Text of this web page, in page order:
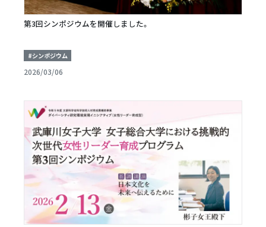
第3回シンポジウムを開催しました。
#シンポジウム
2026/03/06